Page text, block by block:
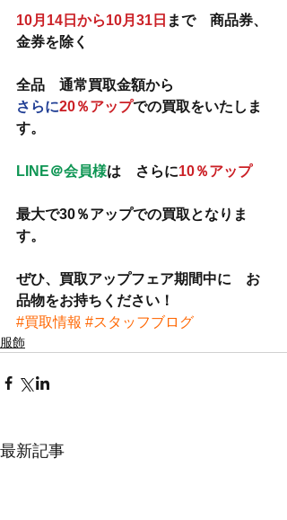
10月14日から10月31日 まで　商品券、
金券を除く
全品　通常買取金額から
さらに20％アップでの買取をいたしま
す。
LINE＠会員様は　さらに10％アップ
最大で30％アップでの買取となりま
す。
ぜひ、買取アップフェア期間中に　お
品物をお持ちください！
#買取情報 #スタッフブログ
服飾
最新記事